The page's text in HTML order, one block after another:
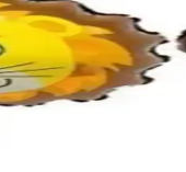
doğum günü
Seti ile
seti, kolay
Etkinliklerinizi